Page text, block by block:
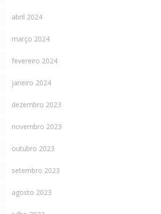
abril 2024
março 2024
fevereiro 2024
janeiro 2024
dezembro 2023
novembro 2023
outubro 2023
setembro 2023
agosto 2023